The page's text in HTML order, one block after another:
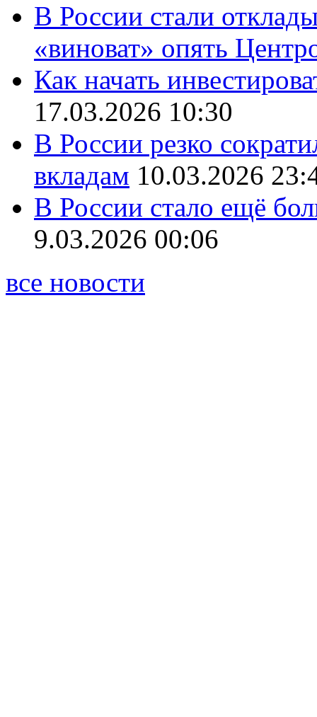
В России стали
«виноват» опять
Как начать
17.03.2026 10:30
В России резко
вкладам 10.03.2026
В России стало ещё
9.03.2026 00:06
все новости